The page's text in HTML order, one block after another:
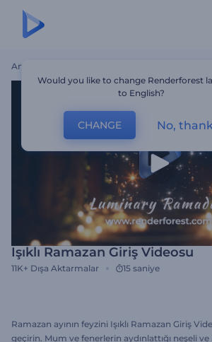
Ana Sayfa
Işıklı Ramazan Giriş Videosu
11K+ Dışa Aktarmalar 15 saniye
Ramazan ayının feyzini Işıklı Ramazan Giriş
geçirin. Mum ve fenerlerin aydınlattığı neşeli
Would you like to change Renderforest
to English?
CHANGE No,